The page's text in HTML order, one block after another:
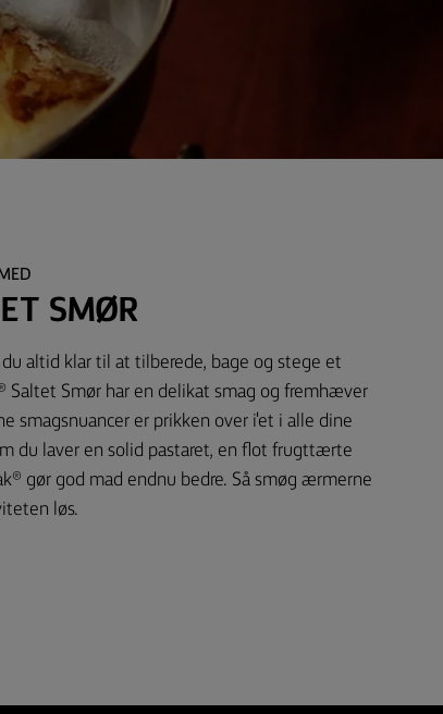
SMØR
altid klar til at tilberede, bage og stege et
Smør har en delikat smag og fremhæver
smagsnuancer er prikken over i'et i alle dine
du laver en solid pastaret, en flot frugttærte
gør god mad endnu bedre. Så smøg ærmerne
løs.